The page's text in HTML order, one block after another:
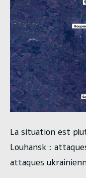
La situation est
Louhansk :
attaques